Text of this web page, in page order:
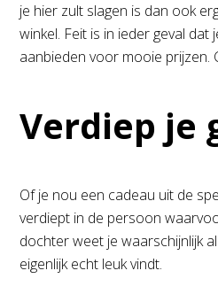
je hier zult slagen is dan ook
winkel. Feit is in ieder geval
aanbieden voor mooie prijzen.
Verdiep je
Of je nou een cadeau uit de
verdiept in de persoon
dochter weet je waarschijnlijk
eigenlijk echt leuk vindt.